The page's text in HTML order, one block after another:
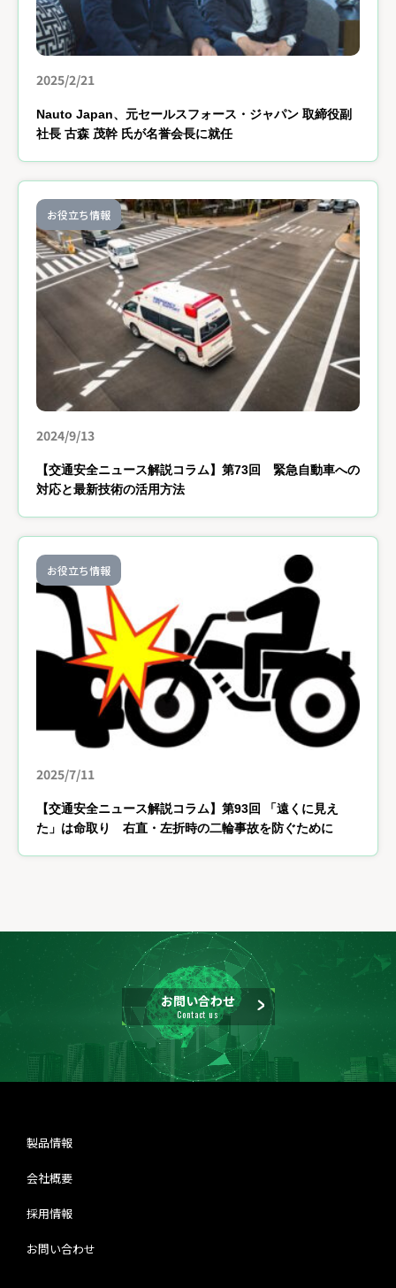
2025/2/21
Nauto Japan、元セールスフォース・ジャパン 取締役副
社長 古森 茂幹 氏が名誉会長に就任
お役立ち情報
2024/9/13
【交通安全ニュース解説コラム】第73回 緊急自動車への
対応と最新技術の活用方法
お役立ち情報
2025/7/11
【交通安全ニュース解説コラム】第93回 「遠くに見え
た」は命取り 右直・左折時の二輪事故を防ぐために
お問い合わせ
Contact us
製品情報
会社概要
採用情報
お問い合わせ